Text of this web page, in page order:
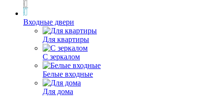
Входные двери
Для квартиры
С зеркалом
Белые входные
Для дома